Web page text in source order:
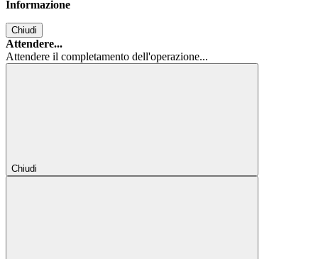
Informazione
Chiudi
Attendere...
Attendere il completamento dell'operazione...
Chiudi